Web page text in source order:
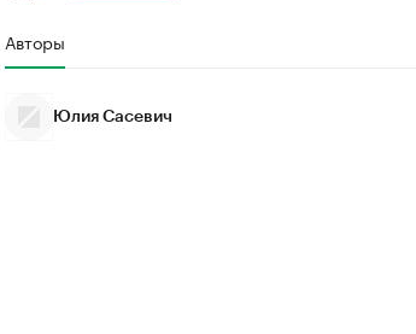
Авторы
Юлия Сасевич